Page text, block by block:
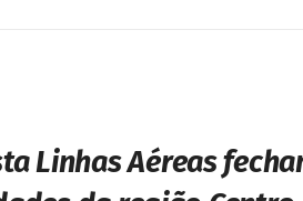
Linhas Aéreas